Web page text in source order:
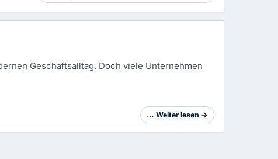
Geschäftsalltag. Doch viele Unternehmen
… Weiter lesen →